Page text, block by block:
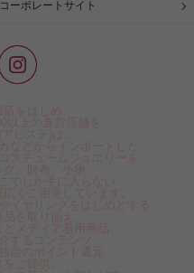
コーポレートサイト